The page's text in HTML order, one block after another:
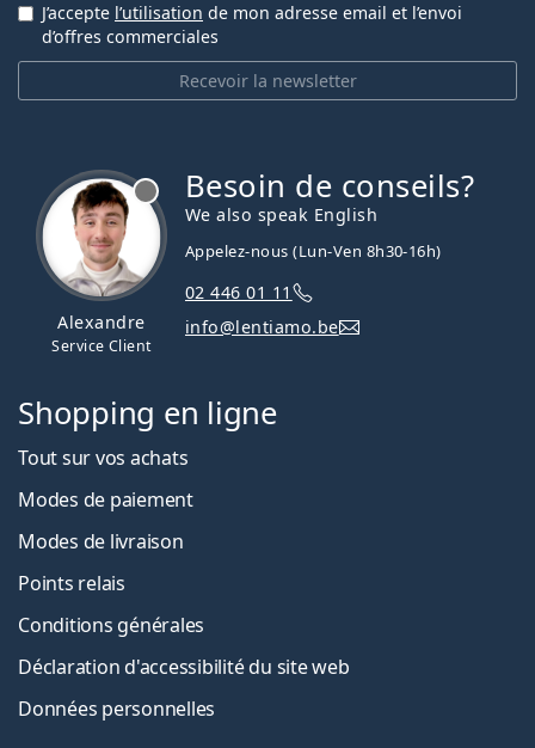
Recevoir la newsletter
J’accepte l’utilisation de mon adresse email et l’envoi
d’offres commerciales
Alexandre
Service Client
Besoin de conseils?
We also speak English
Appelez-nous (Lun-Ven 8h30-16h)
02 446 01 11
info@lentiamo.be
Shopping en ligne
Tout sur vos achats
Modes de paiement
Modes de livraison
Points relais
Conditions générales
Déclaration d'accessibilité du site web
Données personnelles